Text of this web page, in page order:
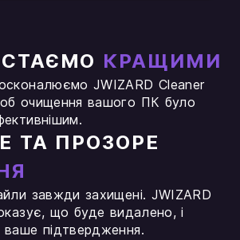
КРАЩИМИ
JWIZARD Cleaner
очищення вашого ПК було
ТА ПРОЗОРЕ
завжди захищені. JWIZARD
що буде видалено, і
підтвердження.